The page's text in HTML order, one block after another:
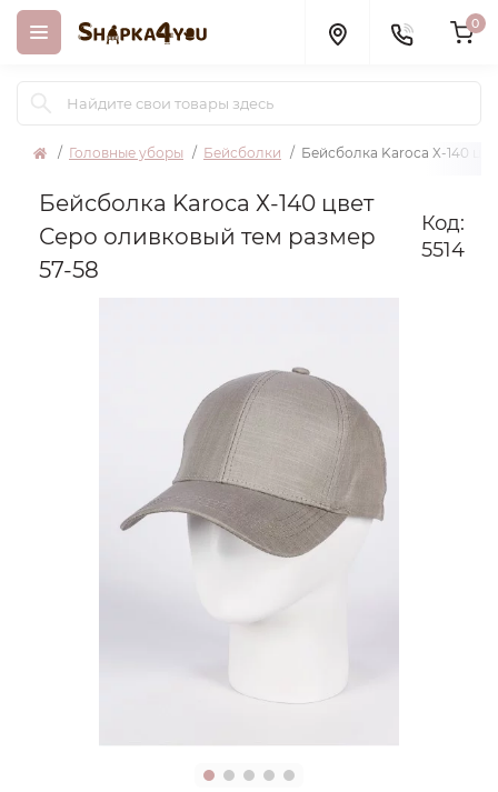
0
Головные уборы Бейсболки Бейсболка Karoca Х-140
Бейсболка Karoca Х-140 цвет
Серо оливковый тем размер
57-58
Код:
5514